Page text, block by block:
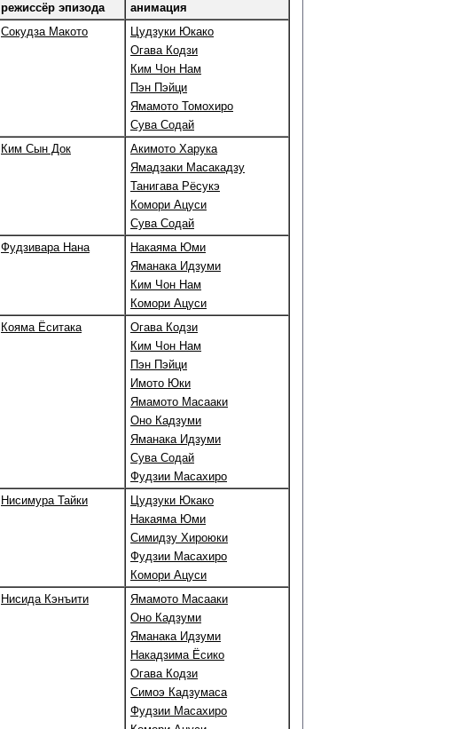
режиссёр эпизода
анимация
Сокудза Макото
Цудзуки Юкако
Огава Кодзи
Ким Чон Нам
Пэн Пэйци
Ямамото Томохиро
Сува Содай
Ким Сын Док
Акимото Харука
Ямадзаки Масакадзу
Танигава Рёсукэ
Комори Ацуси
Сува Содай
Фудзивара Нана
Накаяма Юми
Яманака Идзуми
Ким Чон Нам
Комори Ацуси
Кояма Ёситака
Огава Кодзи
Ким Чон Нам
Пэн Пэйци
Имото Юки
Ямамото Масааки
Оно Кадзуми
Яманака Идзуми
Сува Содай
Фудзии Масахиро
Нисимура Тайки
Цудзуки Юкако
Накаяма Юми
Симидзу Хироюки
Фудзии Масахиро
Комори Ацуси
Нисида Кэнъити
Ямамото Масааки
Оно Кадзуми
Яманака Идзуми
Накадзима Ёсико
Огава Кодзи
Симоэ Кадзумаса
Фудзии Масахиро